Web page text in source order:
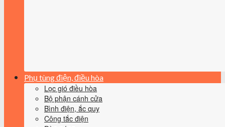
Phụ tùng điện, điều hòa
Lọc gió điều hòa
Bộ phận cánh cửa
Bình điện, ắc quy
Công tắc điện